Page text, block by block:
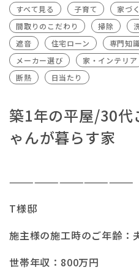
すべて見る 子育て
家づ
間取りのこだわり
掃除
遮音
住宅ローン 専門知
メーカー選び
家・インテリア
断熱
日当たり
築1年の平屋/30代
ゃんが暮らす家
———————————————
T様邸
施主様の施工時のご年齢
世帯年収：800万円